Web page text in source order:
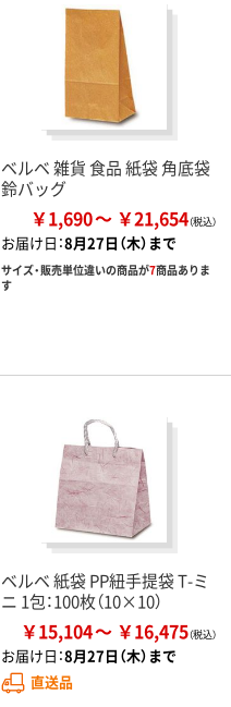
ベルベ 雑貨 食品 紙袋 角底袋
鈴バッグ
￥1,690 ￥21,654
お届け日：8月27日（木）まで
サイズ・販売単位違いの商品が7商品ありま
す
ベルベ 紙袋 PP紐手提袋 T-ミ
ニ 1包：100枚（10×10）
￥15,104 ￥16,475
お届け日：8月27日（木）まで
直送品